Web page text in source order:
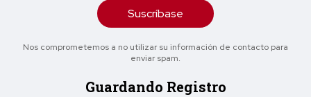
Suscríbase
Nos comprometemos a no utilizar su información de contacto para
enviar spam.
Guardando Registro